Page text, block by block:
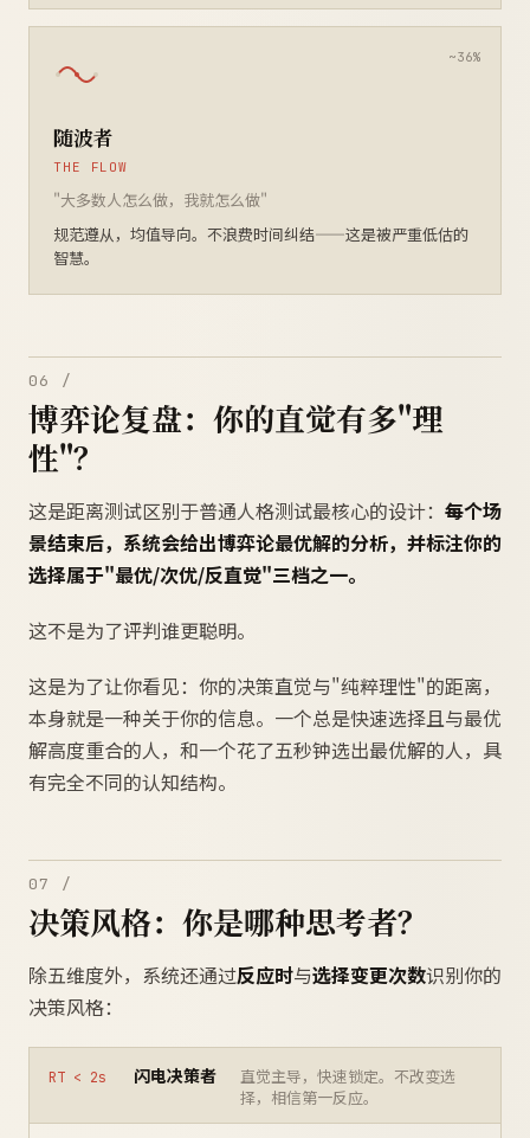
随波者
THE FLOW
"大多数人怎么做，我就怎么做"
规范遵从，均值导向。不浪费时间纠结——这是被严重低估的
智慧。
06 /
博弈论复盘：你的直觉有多"理
性"？
这是距离测试区别于普通人格测试最核心的设计： 每个场
景结束后，系统会给出博弈论最优解的分析，并标注你的
选择属于"最优/次优/反直觉"三档之一。
这不是为了评判谁更聪明。
这是为了让你看见：你的决策直觉与"纯粹理性"的距离，
本身就是一种关于你的信息。一个总是快速选择且与最优
解高度重合的人，和一个花了五秒钟选出最优解的人，具
有完全不同的认知结构。
07 /
决策风格：你是哪种思考者？
除五维度外，系统还通过反应时与选择变更次数识别你的
决策风格：
RT < 2s 闪电决策者
直觉主导，快速锁定。不改变选
择，相信第一反应。